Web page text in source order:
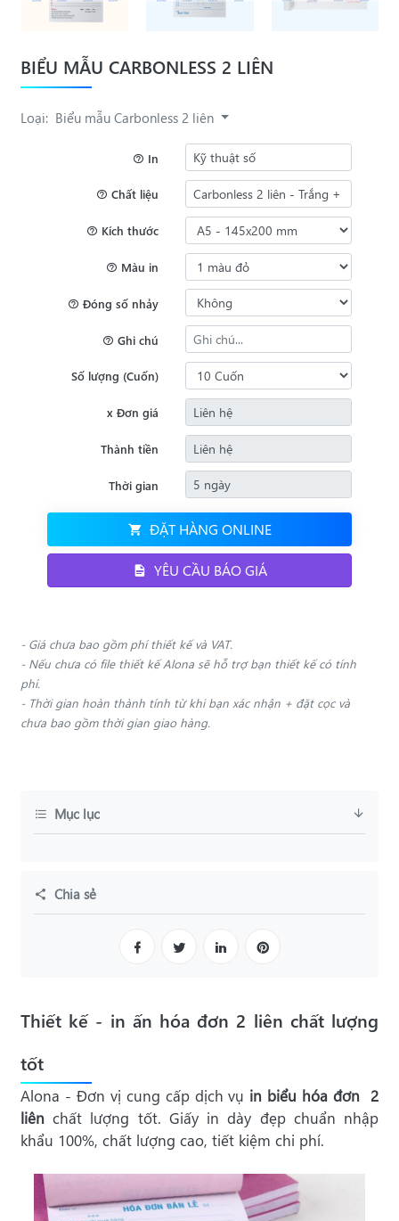
BIỂU MẪU CARBONLESS 2 LIÊN
Loại: Biểu mẫu Carbonless 2 liên
In
Chất liệu
Kích thước
Màu in
Đóng số nhảy
Ghi chú
Số lượng (Cuốn)
x Đơn giá
Thành tiền
Thời gian
ĐẶT HÀNG ONLINE
YÊU CẦU BÁO GIÁ
- Giá chưa bao gồm phí thiết kế và VAT.
- Nếu chưa có file thiết kế Alona sẽ hỗ trợ bạn thiết kế có tính
phí.
- Thời gian hoàn thành tính từ khi bạn xác nhận + đặt cọc và
chưa bao gồm thời gian giao hàng.
Thiết kế - in ấn hóa đơn 2 liên chất lượng
tốt
Alona - Đơn vị cung cấp dịch vụ in biểu hóa đơn 2
liên chất lượng tốt. Giấy in dày đẹp chuẩn nhập
khẩu 100%, chất lượng cao, tiết kiệm chi phí.
Mục lục
Chia sẻ